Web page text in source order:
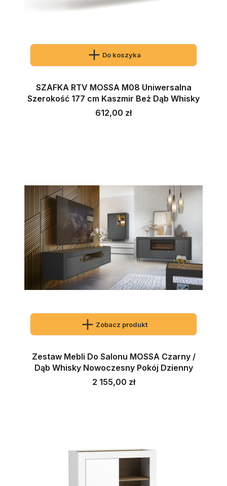
Do koszyka
SZAFKA RTV MOSSA M08 Uniwersalna
Szerokość 177 cm Kaszmir Beż Dąb Whisky
Cena
612,00 zł
Zobacz produkt
Zestaw Mebli Do Salonu MOSSA Czarny /
Dąb Whisky Nowoczesny Pokój Dzienny
Cena
2 155,00 zł